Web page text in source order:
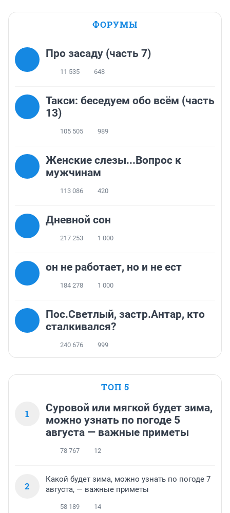
ФОРУМЫ
Про засаду (часть 7)
11 535 648
Такси: беседуем обо всём (часть
13)
105 505 989
Женские слезы...Вопрос к
мужчинам
113 086 420
Дневной сон
217 253 1 000
он не работает, но и не ест
184 278 1 000
Пос.Светлый, застр.Антар, кто
сталкивался?
240 676 999
ТОП 5
1
Суровой или мягкой будет зима,
можно узнать по погоде 5
августа — важные приметы
78 767 12
2
Какой будет зима, можно узнать по погоде 7
августа, — важные приметы
58 189 14